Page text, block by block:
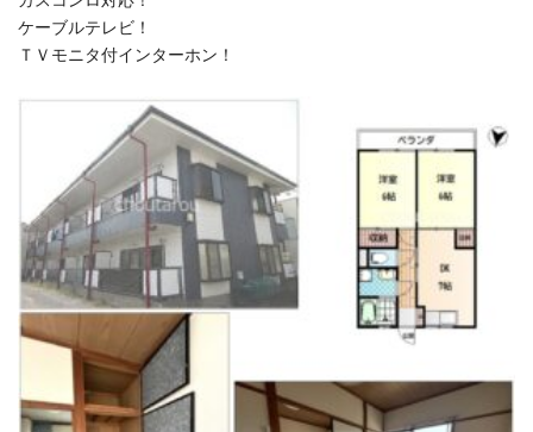
ケーブルテレビ！
ＴＶモニタ付インターホン！